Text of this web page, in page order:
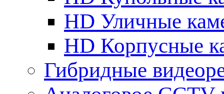
HD Уличные
HD Корпусные
Гибридные